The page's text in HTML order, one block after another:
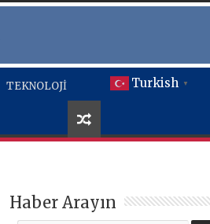
Turkish ▼
TEKNOLOJİ
Haber Arayın